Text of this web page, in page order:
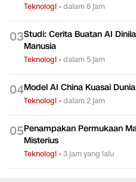
Teknologi •dalam 6 jam
03Studi: Cerita Buatan AI
Manusia
Teknologi •dalam 5 jam
04Model AI China Kuasai
Teknologi •dalam 2 jam
05Penampakan Permukaan
Misterius
Teknologi •3 jam yang lalu